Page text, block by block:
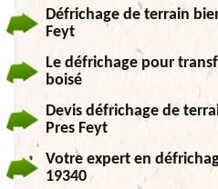
Défrichage de terrain
Feyt
Le défrichage pour
boisé
Devis défrichage de
Pres Feyt
Votre expert en
19340